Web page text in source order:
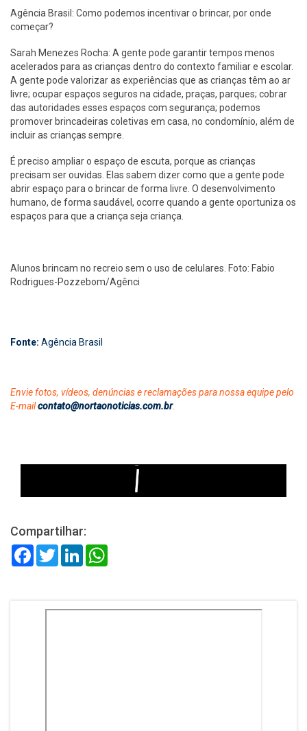
Agência Brasil: Como podemos incentivar o brincar, por onde
começar?
Sarah Menezes Rocha: A gente pode garantir tempos menos
acelerados para as crianças dentro do contexto familiar e escolar.
A gente pode valorizar as experiências que as crianças têm ao ar
livre; ocupar espaços seguros na cidade, praças, parques; cobrar
das autoridades esses espaços com segurança; podemos
promover brincadeiras coletivas em casa, no condomínio, além de
incluir as crianças sempre.
É preciso ampliar o espaço de escuta, porque as crianças
precisam ser ouvidas. Elas sabem dizer como que a gente pode
abrir espaço para o brincar de forma livre. O desenvolvimento
humano, de forma saudável, ocorre quando a gente oportuniza os
espaços para que a criança seja criança.
Alunos brincam no recreio sem o uso de celulares. Foto: Fabio
Rodrigues-Pozzebom/Agênci
Fonte: Agência Brasil
Envie fotos, vídeos, denúncias e reclamações para nossa equipe pelo
E-mailcontato@nortaonoticias.com.br.
Compartilhar:
FacebookTwitterLinkedIn